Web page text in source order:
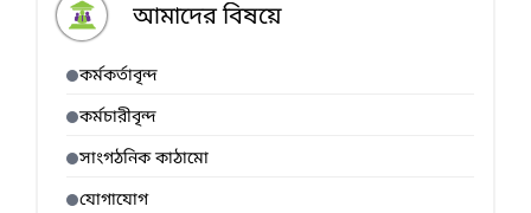
আমাদের বিষয়ে
কর্মকর্তাবৃন্দ
কর্মচারীবৃন্দ
সাংগঠনিক কাঠামো
যোগাযোগ